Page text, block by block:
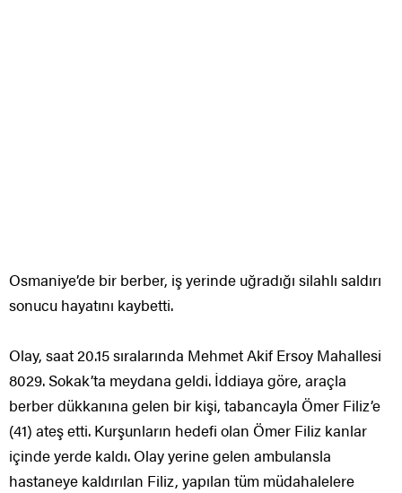
Osmaniye’de bir berber, iş yerinde uğradığı silahlı saldırı
sonucu hayatını kaybetti.
Olay, saat 20.15 sıralarında Mehmet Akif Ersoy Mahallesi
8029. Sokak’ta meydana geldi. İddiaya göre, araçla
berber dükkanına gelen bir kişi, tabancayla Ömer Filiz’e
(41) ateş etti. Kurşunların hedefi olan Ömer Filiz kanlar
içinde yerde kaldı. Olay yerine gelen ambulansla
hastaneye kaldırılan Filiz, yapılan tüm müdahalelere